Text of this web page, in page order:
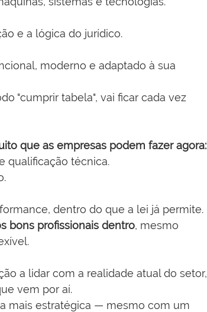
e a lógica do jurídico.
moderno e adaptado à sua
"cumprir tabela", vai ficar cada vez
que as empresas podem fazer agora:
qualificação técnica.
dentro do que a lei já permite.
bons profissionais dentro, mesmo
a lidar com a realidade atual do setor,
vem por aí.
mais estratégica — mesmo com um